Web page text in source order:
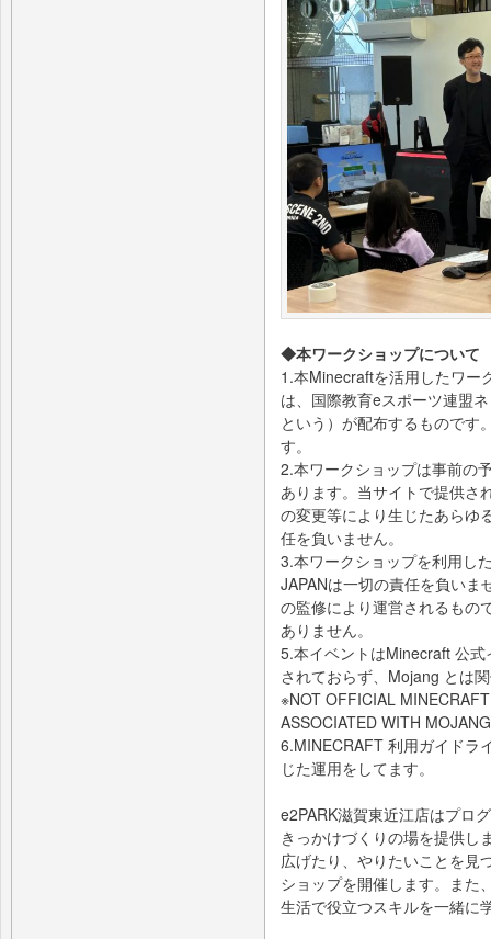
◆本ワークショップについて
1.本Minecraftを活用したワー
は、国際教育eスポーツ連盟
という）が配布するものです
す。
2.本ワークショップは事前の
あります。当サイトで提供さ
の変更等により生じたあらゆ
任を負いません。
3.本ワークショップを利用し
JAPANは一切の責任を負いま
の監修により運営されるもの
ありません。
5.本イベントはMinecraft 公
されておらず、Mojang とは
※NOT OFFICIAL
ASSOCIATED WITH
6.MINECRAFT 利用ガイドラ
じた運用をしてます。
e2PARK滋賀東近江店はプロ
きっかけづくりの場を提供し
広げたり、やりたいことを見
ショップを開催します。また
生活で役立つスキルを一緒に